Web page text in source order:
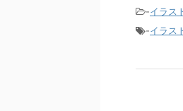
-イラス
-イラス